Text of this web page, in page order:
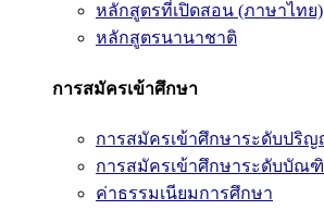
หลักสูตรที่เปิดสอน (ภาษาไทย)
หลักสูตรนานาชาติ
การสมัครเข้าศึกษา
การสมัครเข้าศึกษาระดับปริ
การสมัครเข้าศึกษาระดับบัณ
ค่าธรรมเนียมการศึกษา